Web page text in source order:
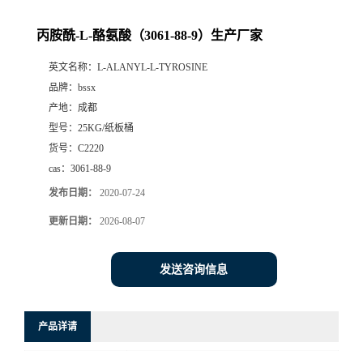
丙胺酰-L-酪氨酸（3061-88-9）生产厂家
英文名称： L-ALANYL-L-TYROSINE
品牌： bssx
产地： 成都
型号： 25KG/纸板桶
货号： C2220
cas： 3061-88-9
发布日期： 2020-07-24
更新日期： 2026-08-07
发送咨询信息
产品详请